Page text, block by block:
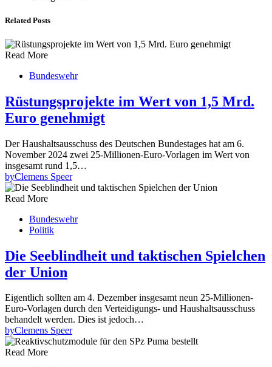
Related Posts
Read More
Bundeswehr
Rüstungsprojekte im Wert von 1,5 Mrd.
Euro genehmigt
Der Haushaltsausschuss des Deutschen Bundestages hat am 6.
November 2024 zwei 25-Millionen-Euro-Vorlagen im Wert von
insgesamt rund 1,5…
byClemens Speer
Read More
Bundeswehr
Politik
Die Seeblindheit und taktischen Spielchen
der Union
Eigentlich sollten am 4. Dezember insgesamt neun 25-Millionen-
Euro-Vorlagen durch den Verteidigungs- und Haushaltsausschuss
behandelt werden. Dies ist jedoch…
byClemens Speer
Read More